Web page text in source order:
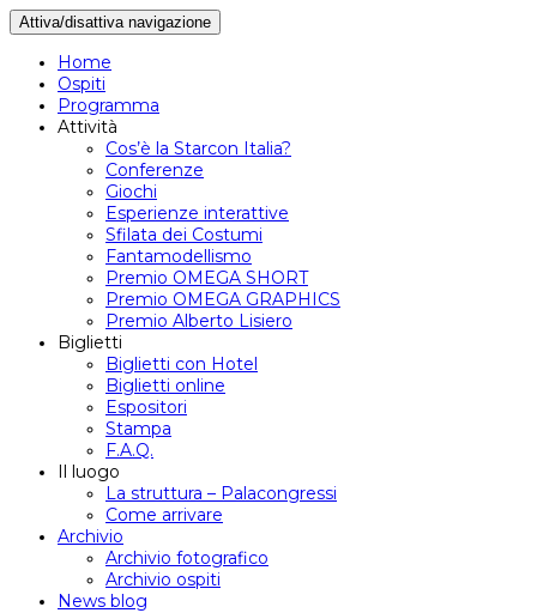
Attiva/disattiva navigazione
Home
Ospiti
Programma
Attività
Cos’è la Starcon Italia?
Conferenze
Giochi
Esperienze interattive
Sfilata dei Costumi
Fantamodellismo
Premio OMEGA SHORT
Premio OMEGA GRAPHICS
Premio Alberto Lisiero
Biglietti
Biglietti con Hotel
Biglietti online
Espositori
Stampa
F.A.Q.
Il luogo
La struttura – Palacongressi
Come arrivare
Archivio
Archivio fotografico
Archivio ospiti
News blog